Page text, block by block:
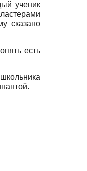
ученик
сказано
есть